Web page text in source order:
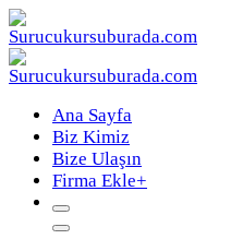
Ana Sayfa
Biz Kimiz
Bize Ulaşın
Firma Ekle+